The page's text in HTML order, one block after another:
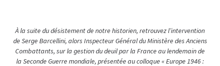
À la suite du désistement de notre historien, retrouvez l’intervention
de Serge Barcellini, alors Inspecteur Général du Ministère des Anciens
Combattants, sur la gestion du deuil par la France au lendemain de
la Seconde Guerre mondiale, présentée au colloque « Europe 1946 :